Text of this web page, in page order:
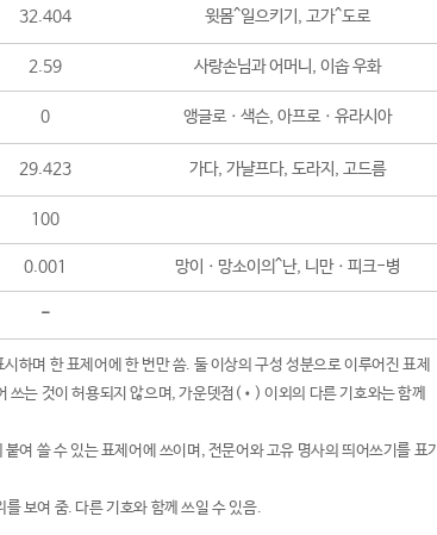
32.404 윗몸^일으키기, 고가^도로
2.59 사랑손님과 어머니, 이솝 우화
0 앵글로ㆍ색슨, 아프로ㆍ유라시아
29.423 가다, 가냘프다, 도라지, 고드름
100
0.001 망이ㆍ망소이의^난, 니만ㆍ피크-병
-
며 한 표제어에 한 번만 씀. 둘 이상의 구성 성분으로 이루어진 표제
는 것이 허용되지 않으며, 가운뎃점(•) 이외의 다른 기호와는 함께
여 쓸 수 있는 표제어에 쓰이며, 전문어와 고유 명사의 띄어쓰기를 표기
보여 줌. 다른 기호와 함께 쓰일 수 있음.